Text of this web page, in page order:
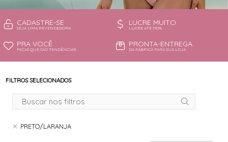
CADASTRE-SE
SEJA UMA REVENDEDORA
LUCRE MUITO
LUCRE ATÉ 150%
PRA VOCÊ
PEÇAS QUE SÃO TENDÊNCIAS!
PRONTA-ENTREGA
DA FÁBRICA PARA SUA LOJA
FILTROS SELECIONADOS
PRETO/LARANJA